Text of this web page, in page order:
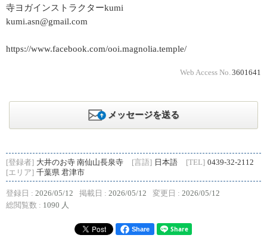
寺ヨガインストラクターkumi
kumi.asn@gmail.com
https://www.facebook.com/ooi.magnolia.temple/
Web Access No. 3601641
メッセージを送る
[登録者] 大井のお寺 南仙山長泉寺 [言語] 日本語 [TEL] 0439-32-2112
[エリア] 千葉県 君津市
登録日 : 2026/05/12 掲載日 : 2026/05/12 変更日 : 2026/05/12
総閲覧数 : 1090 人
Share